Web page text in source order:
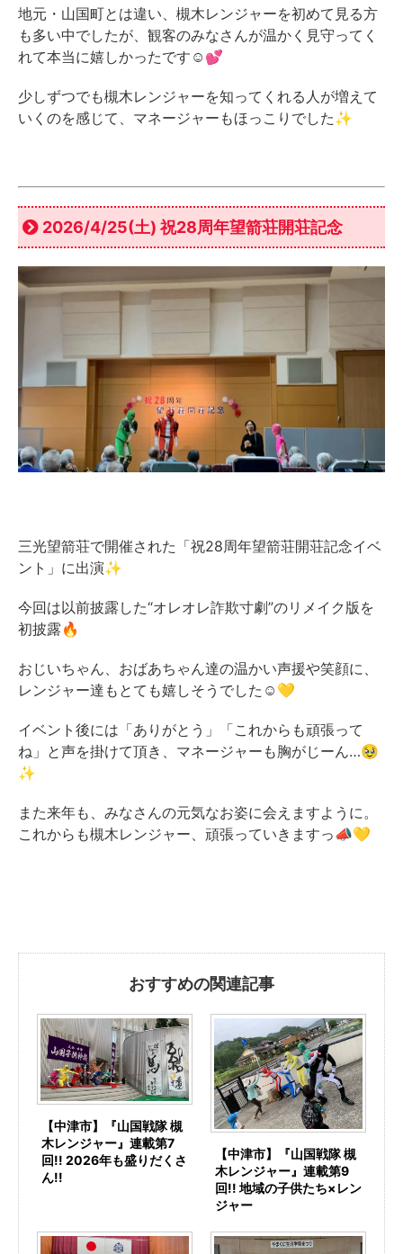
地元・山国町とは違い、槻木レンジャーを初めて見る方
も多い中でしたが、観客のみなさんが温かく見守ってく
れて本当に嬉しかったです☺️💕
少しずつでも槻木レンジャーを知ってくれる人が増えて
いくのを感じて、マネージャーもほっこりでした✨
2026/4/25(土) 祝28周年望箭荘開荘記念
三光望箭荘で開催された「祝28周年望箭荘開荘記念イベ
ント」に出演✨
今回は以前披露した“オレオレ詐欺寸劇”のリメイク版を
初披露🔥
おじいちゃん、おばあちゃん達の温かい声援や笑顔に、
レンジャー達もとても嬉しそうでした☺️💛
イベント後には「ありがとう」「これからも頑張って
ね」と声を掛けて頂き、マネージャーも胸がじーん…🥹
✨
また来年も、みなさんの元気なお姿に会えますように。
これからも槻木レンジャー、頑張っていきますっ📣💛
おすすめの関連記事
【中津市】『山国戦隊 槻
木レンジャー』連載第7
回!! 2026年も盛りだくさ
ん!!
【中津市】『山国戦隊 槻
木レンジャー』連載第9
回!! 地域の子供たち×レン
ジャー